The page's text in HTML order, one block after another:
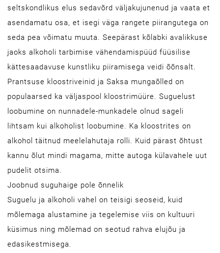
seltskondlikus elus sedavõrd väljakujunenud ja vaata et
asendamatu osa, et isegi väga rangete piirangutega on
seda pea võimatu muuta. Seepärast kõlabki avalikkuse
jaoks alkoholi tarbimise vähendamispüüd füüsilise
kättesaadavuse kunstliku piiramisega veidi õõnsalt.
Prantsuse kloostriveinid ja Saksa mungaõlled on
populaarsed ka väljaspool kloostrimüüre. Suguelust
loobumine on nunnadele-munkadele olnud sageli
lihtsam kui alkoholist loobumine. Ka kloostrites on
alkohol täitnud meelelahutaja rolli. Kuid pärast õhtust
kannu õlut mindi magama, mitte autoga külavahele uut
pudelit otsima.
Joobnud suguhaige pole õnnelik
Suguelu ja alkoholi vahel on teisigi seoseid, kuid
mõlemaga alustamine ja tegelemise viis on kultuuri
küsimus ning mõlemad on seotud rahva elujõu ja
edasikestmisega.